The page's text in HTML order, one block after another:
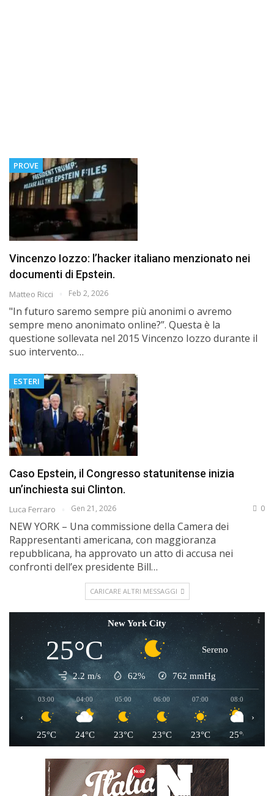
PROVE
Vincenzo Iozzo: l’hacker italiano menzionato nei
documenti di Epstein.
Matteo Ricci Feb 2, 2026
"In futuro saremo sempre più anonimi o avremo
sempre meno anonimato online?”. Questa è la
questione sollevata nel 2015 Vincenzo Iozzo durante il
suo intervento…
ESTERI
Caso Epstein, il Congresso statunitense inizia
un’inchiesta sui Clinton.
Luca Ferraro Gen 21, 2026 0
NEW YORK – Una commissione della Camera dei
Rappresentanti americana, con maggioranza
repubblicana, ha approvato un atto di accusa nei
confronti dell’ex presidente Bill…
CARICARE ALTRI MESSAGGI
New York City
25°C Sereno
2.2 m/s 62% 762 mmHg
03:00
25°C
04:00
24°C
05:00
23°C
06:00
23°C
07:00
23°C
08:00
25°C
‹ ›